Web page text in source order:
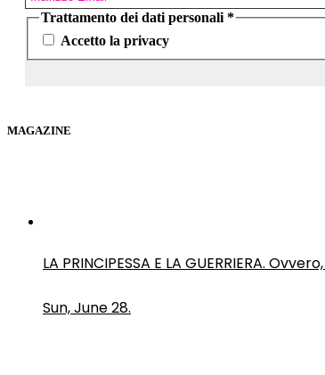
Trattamento dei dati personali *
Accetto la privacy
MAGAZINE
LA PRINCIPESSA E LA GUERRIERA.
Sun, June 28.